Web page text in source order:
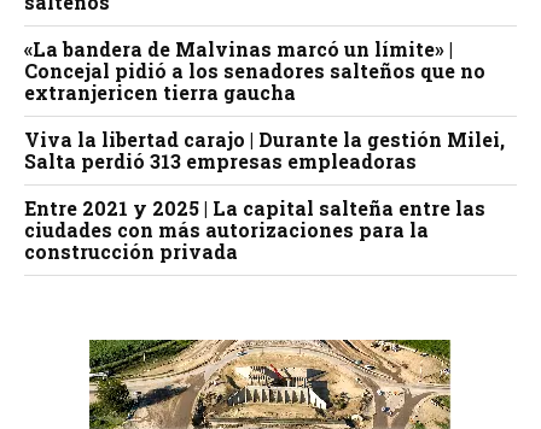
«La bandera de Malvinas marcó un límite» |
Concejal pidió a los senadores salteños que no
extranjericen tierra gaucha
Viva la libertad carajo | Durante la gestión Milei,
Salta perdió 313 empresas empleadoras
Entre 2021 y 2025 | La capital salteña entre las
ciudades con más autorizaciones para la
construcción privada